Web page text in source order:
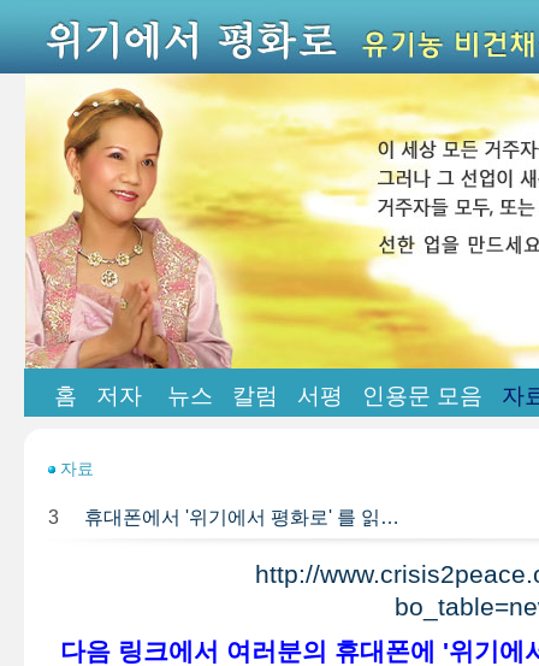
홈 저자 뉴스 칼럼 서평 인용문 모음 자
자료
3 휴대폰에서 '위기에서 평화로' 를 읽…
http://
다음 링크에서 여러분의 휴대폰에 '위기에